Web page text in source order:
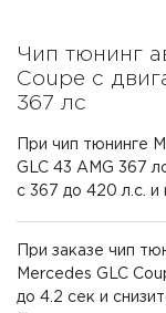
Чип тюнинг
Coupe с
367 лс
При чип тюнинге
GLC 43 AMG 367
с 367 до 420 л.с.
При заказе чип
Mercedes GLC
до 4.2 сек и